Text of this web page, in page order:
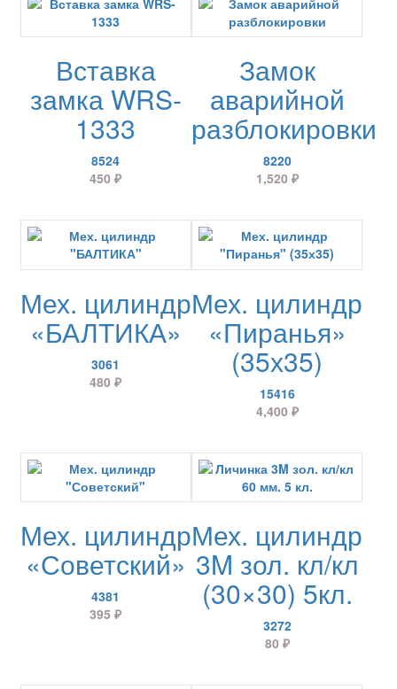
Вставка
замка WRS-
1333
8524
450₽
Замок
аварийной
разблокировки
8220
1,520 ₽
Мех. цилиндр
«БАЛТИКА»
3061
480₽
Мех. цилиндр
«Пиранья»
(35х35)
15416
4,400 ₽
Мех. цилиндр
«Советский»
4381
395₽
Мех. цилиндр
3M зол. кл/кл
(30×30) 5кл.
3272
80 ₽